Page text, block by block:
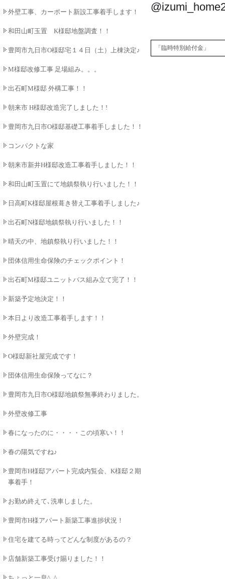
「臨時特別給付金」
外壁工事、カーポート新設工事着手します！！
和田山町玉置 K様邸地盤調査！！
豊岡市九日市O様邸宅１４日（土）上棟決定♪♪
M様邸改修工事 足場組み。。。
出石町M様邸 外構工事！！
朝来市 H様邸改造完了しました！!
豊岡市九日市O様邸基礎工事着手しました！！
コンパクトな家
朝来市新井H様邸改造工事着手しました！！
和田山町玉置にて地鎮祭執り行いました！！
日高町K様邸屋根葺き替え工事着手しました♪
出石町N様邸地鎮祭執り行いました！！
晴天の中、地鎮祭執り行いました！！
団体信用生命保険のチェックポイント！
出石町M様邸ユニットバス組み立て完了！！
新築予定地決定！！
本日より改造工事着手します！！
外壁完成！
O様邸新社屋完成です！
団体信用生命保険ってなに？
豊岡市九日市O様邸地鎮祭無事終わりました。
外壁改修工事
春になったのに・・・・この頃寒い！！
春の陽気ですね♪
豊岡市H様邸アパート完成内覧会、K様邸２期工
事着手！
お勤め終えて､洗車しました。
豊岡市H様アパート新築工事進捗状況！
住宅を建てる時ってどんな制度があるの？
店舗新築工事受け賜りました！！